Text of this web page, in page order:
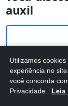
auxil
Utilizamos
experiência no
você concorda
Privacidade.
Leia